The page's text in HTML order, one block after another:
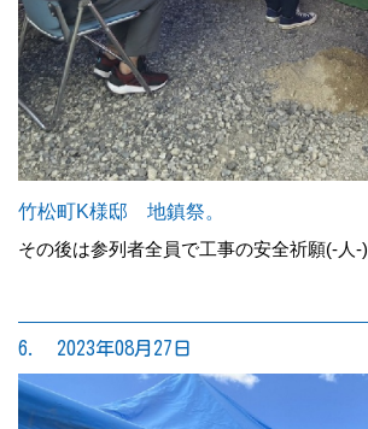
竹松町K様邸 地鎮祭。
その後は参列者全員で工事の安全祈願(-人-)
6. 2023年08月27日